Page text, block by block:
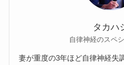
タカハ
自律神経のスペ
妻が重度の3年ほど自律神経失